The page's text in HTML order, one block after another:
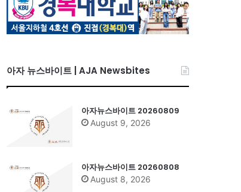
아자 뉴스바이트 | AJA Newsbites
아자뉴스바이트 20260809
August 9, 2026
아자뉴스바이트 20260808
August 8, 2026